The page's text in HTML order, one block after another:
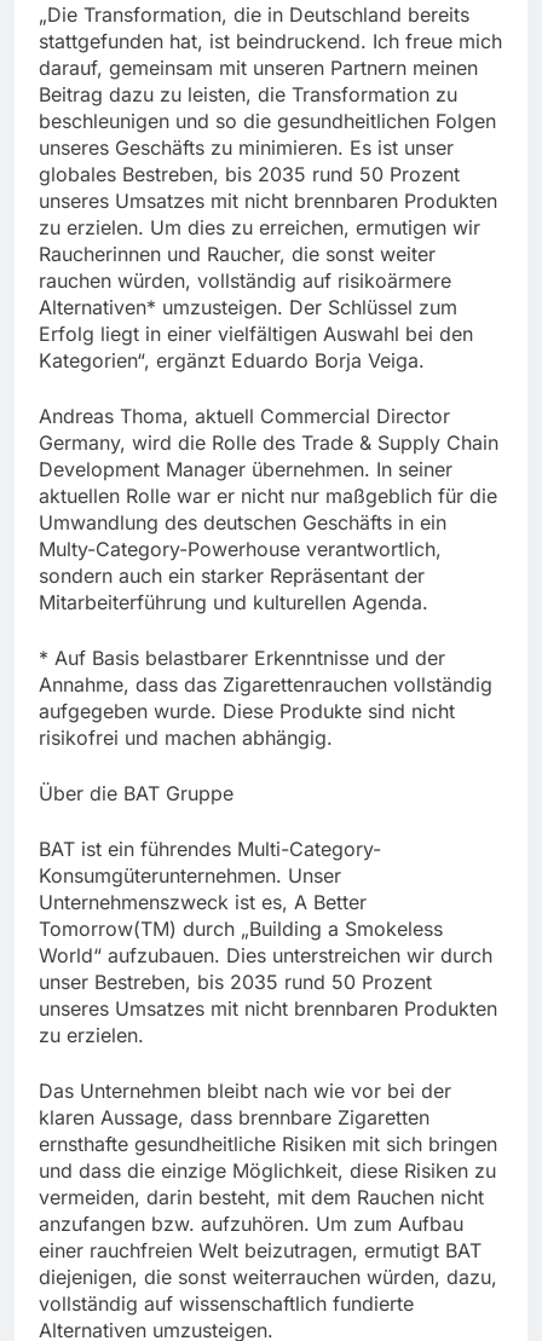
„Die Transformation, die in Deutschland bereits
stattgefunden hat, ist beindruckend. Ich freue mich
darauf, gemeinsam mit unseren Partnern meinen
Beitrag dazu zu leisten, die Transformation zu
beschleunigen und so die gesundheitlichen Folgen
unseres Geschäfts zu minimieren. Es ist unser
globales Bestreben, bis 2035 rund 50 Prozent
unseres Umsatzes mit nicht brennbaren Produkten
zu erzielen. Um dies zu erreichen, ermutigen wir
Raucherinnen und Raucher, die sonst weiter
rauchen würden, vollständig auf risikoärmere
Alternativen* umzusteigen. Der Schlüssel zum
Erfolg liegt in einer vielfältigen Auswahl bei den
Kategorien“, ergänzt Eduardo Borja Veiga.
Andreas Thoma, aktuell Commercial Director
Germany, wird die Rolle des Trade & Supply Chain
Development Manager übernehmen. In seiner
aktuellen Rolle war er nicht nur maßgeblich für die
Umwandlung des deutschen Geschäfts in ein
Multy-Category-Powerhouse verantwortlich,
sondern auch ein starker Repräsentant der
Mitarbeiterführung und kulturellen Agenda.
* Auf Basis belastbarer Erkenntnisse und der
Annahme, dass das Zigarettenrauchen vollständig
aufgegeben wurde. Diese Produkte sind nicht
risikofrei und machen abhängig.
Über die BAT Gruppe
BAT ist ein führendes Multi-Category-
Konsumgüterunternehmen. Unser
Unternehmenszweck ist es, A Better
Tomorrow(TM) durch „Building a Smokeless
World“ aufzubauen. Dies unterstreichen wir durch
unser Bestreben, bis 2035 rund 50 Prozent
unseres Umsatzes mit nicht brennbaren Produkten
zu erzielen.
Das Unternehmen bleibt nach wie vor bei der
klaren Aussage, dass brennbare Zigaretten
ernsthafte gesundheitliche Risiken mit sich bringen
und dass die einzige Möglichkeit, diese Risiken zu
vermeiden, darin besteht, mit dem Rauchen nicht
anzufangen bzw. aufzuhören. Um zum Aufbau
einer rauchfreien Welt beizutragen, ermutigt BAT
diejenigen, die sonst weiterrauchen würden, dazu,
vollständig auf wissenschaftlich fundierte
Alternativen umzusteigen.